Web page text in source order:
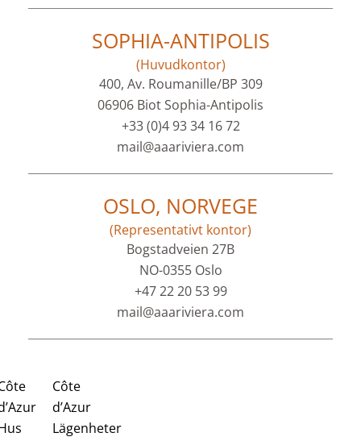
SOPHIA-ANTIPOLIS
(Huvudkontor)
400, Av. Roumanille/BP 309
06906 Biot Sophia-Antipolis
+33 (0)4 93 34 16 72
mail@aaariviera.com
OSLO, NORVEGE
(Representativt kontor)
Bogstadveien 27B
NO-0355 Oslo
+47 22 20 53 99
mail@aaariviera.com
Côte
d’Azur
Lägenheter